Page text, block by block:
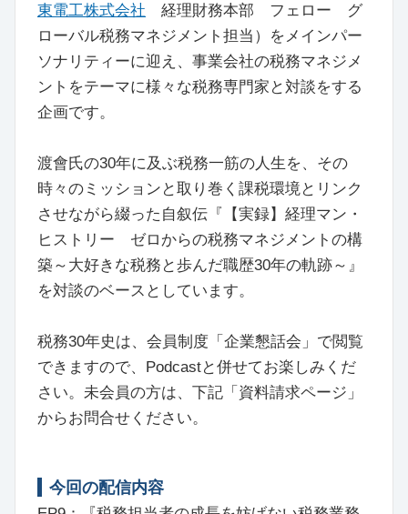
東電工株式会社 経理財務本部 フェロー グ
ローバル税務マネジメント担当）をメインパー
ソナリティーに迎え、事業会社の税務マネジメ
ントをテーマに様々な税務専門家と対談をする
企画です。
渡會氏の30年に及ぶ税務一筋の人生を、その
時々のミッションと取り巻く課税環境とリンク
させながら綴った自叙伝『【実録】経理マン・
ヒストリー ゼロからの税務マネジメントの構
築～大好きな税務と歩んだ職歴30年の軌跡～』
を対談のベースとしています。
税務30年史は、会員制度「企業懇話会」で閲覧
できますので、Podcastと併せてお楽しみくだ
さい。未会員の方は、下記「資料請求ページ」
からお問合せください。
今回の配信内容